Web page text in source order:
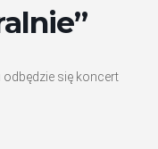
się koncert